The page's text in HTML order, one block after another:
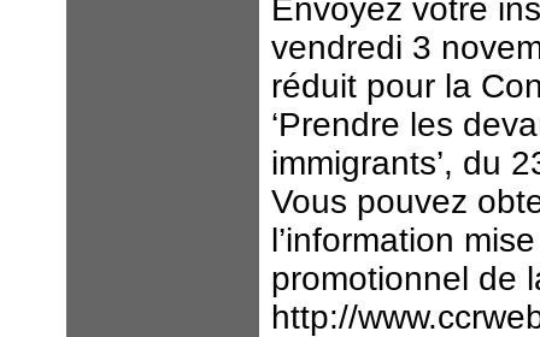
Envoyez votre
vendredi 3
réduit pour la
‘Prendre les
immigrants’, du
Vous pouvez
l’information
promotionnel de
http://